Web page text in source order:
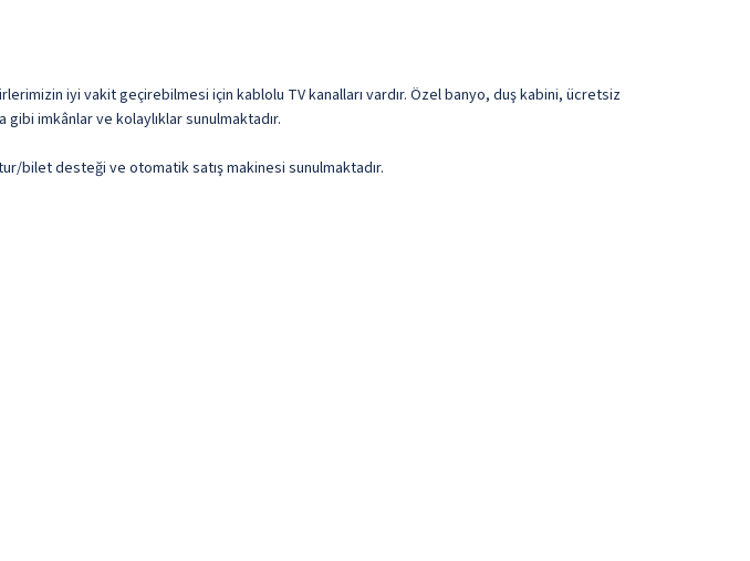
iyi vakit geçirebilmesi için kablolu TV kanalları vardır. Özel banyo, duş kabini, ücretsiz
imkânlar ve kolaylıklar sunulmaktadır.
bilet desteği ve otomatik satış makinesi sunulmaktadır.